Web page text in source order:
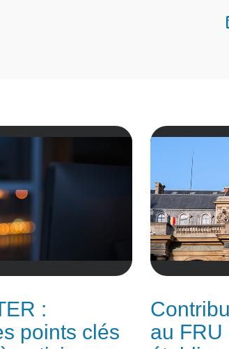
:
points clés
au